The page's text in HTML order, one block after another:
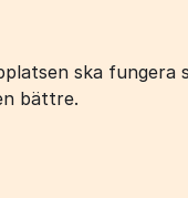
ska fungera
bättre.